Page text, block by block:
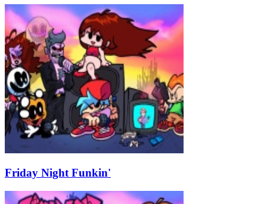
Friday Night Funkin'